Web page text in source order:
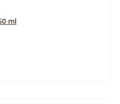
ml